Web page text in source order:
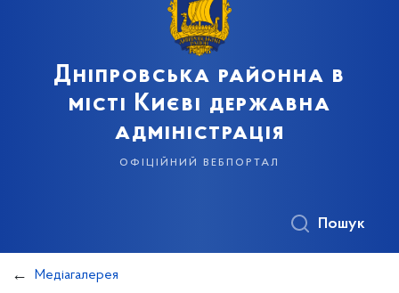
Дніпровська районна в
місті Києві державна
адміністрація
офіційний вебпортал
Пошук
Медіагалерея